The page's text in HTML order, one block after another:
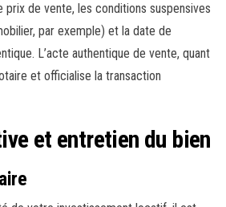
prix de vente, les conditions suspensives
par exemple) et la date de
L’acte authentique de vente, quant
et officialise la transaction
et entretien du bien